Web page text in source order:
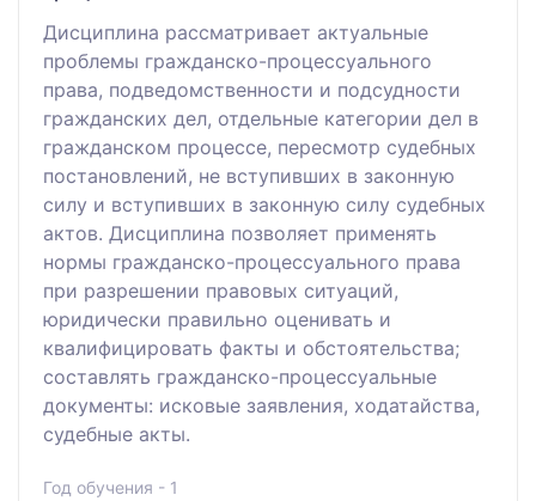
Дисциплина рассматривает актуальные
проблемы гражданско-процессуального
права, подведомственности и подсудности
гражданских дел, отдельные категории дел в
гражданском процессе, пересмотр судебных
постановлений, не вступивших в законную
силу и вступивших в законную силу судебных
актов. Дисциплина позволяет применять
нормы гражданско-процессуального права
при разрешении правовых ситуаций,
юридически правильно оценивать и
квалифицировать факты и обстоятельства;
составлять гражданско-процессуальные
документы: исковые заявления, ходатайства,
судебные акты.
Год обучения - 1